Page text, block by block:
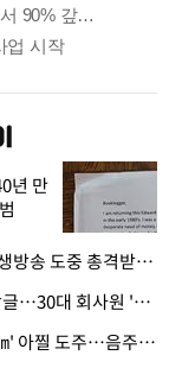
년 만
· 멕시코 유명 인플루언서, 생방송 도중 총격받아 사망
· SNS에 '대통령 살해' 협박글…30대 회사원 '불구속 송치'
· 정차 불응하고 '시속 165㎞' 아찔 도주…음주운전자 체포